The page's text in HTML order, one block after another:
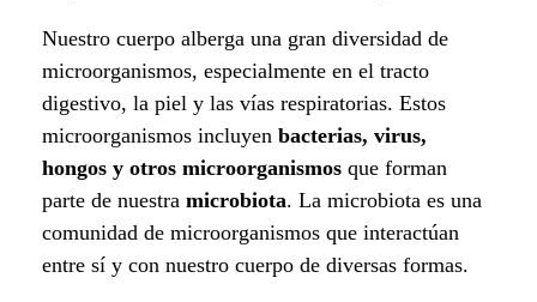
u
m
a
n
o
:
Nuestro cuerpo alberga una gran diversidad de
microorganismos, especialmente en el tracto
digestivo, la piel y las vías respiratorias. Estos
microorganismos incluyen bacterias, virus,
hongos y otros microorganismos que forman
parte de nuestra microbiota. La microbiota es una
comunidad de microorganismos que interactúan
entre sí y con nuestro cuerpo de diversas formas.